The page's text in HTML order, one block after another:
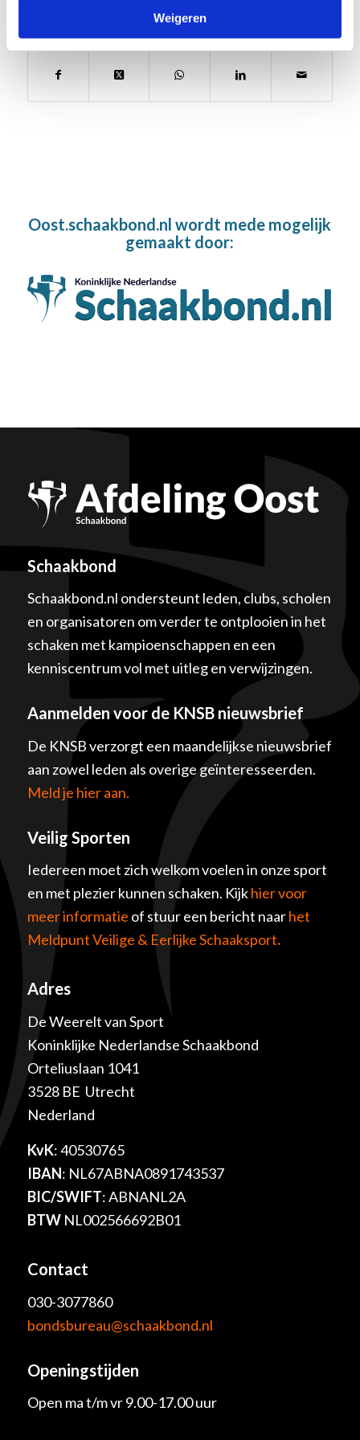
Weigeren
Oost.schaakbond.nl wordt mede mogelijk
gemaakt door:
Schaakbond
Schaakbond.nl ondersteunt leden, clubs, scholen
en organisatoren om verder te ontplooien in het
schaken met kampioenschappen en een
kenniscentrum vol met uitleg en verwijzingen.
Aanmelden voor de KNSB nieuwsbrief
De KNSB verzorgt een maandelijkse nieuwsbrief
aan zowel leden als overige geïnteresseerden.
Meld je hier aan.
Veilig Sporten
Iedereen moet zich welkom voelen in onze sport
en met plezier kunnen schaken. Kijkhier voor
meer informatie of stuur een bericht naarhet
Meldpunt Veilige & Eerlijke Schaaksport.
Adres
De Weerelt van Sport
Koninklijke Nederlandse Schaakbond
Orteliuslaan 1041
3528 BE Utrecht
Nederland
KvK: 40530765
IBAN: NL67ABNA0891743537
BIC/SWIFT: ABNANL2A
BTWNL002566692B01
Contact
030-3077860
bondsbureau@schaakbond.nl
Openingstijden
Open ma t/m vr 9.00-17.00 uur